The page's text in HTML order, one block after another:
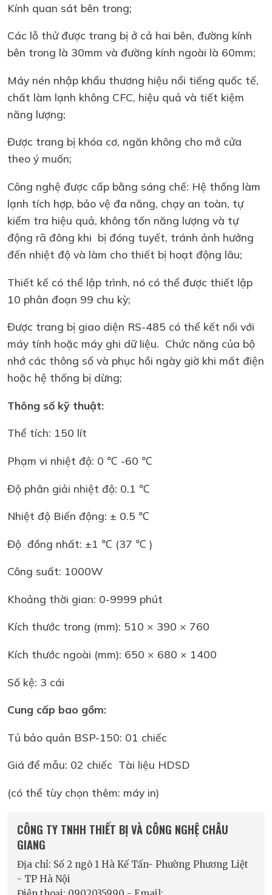
Kính quan sát bên trong;
Các lỗ thử được trang bị ở cả hai bên, đường kính
bên trong là 30mm và đường kính ngoài là 60mm;
Máy nén nhập khẩu thương hiệu nổi tiếng quốc tế,
chất làm lạnh không CFC, hiệu quả và tiết kiệm
năng lượng;
Được trang bị khóa cơ, ngăn không cho mở cửa
theo ý muốn;
Công nghệ được cấp bằng sáng chế: Hệ thống làm
lạnh tích hợp, bảo vệ đa năng, chạy an toàn, tự
kiểm tra hiệu quả, không tốn năng lượng và tự
động rã đông khi bị đóng tuyết, tránh ảnh hưởng
đến nhiệt độ và làm cho thiết bị hoạt động lâu;
Thiết kế có thể lập trình, nó có thể được thiết lập
10 phân đoạn 99 chu kỳ;
Được trang bị giao diện RS-485 có thể kết nối với
máy tính hoặc máy ghi dữ liệu. Chức năng của bộ
nhớ các thông số và phục hồi ngày giờ khi mất điện
hoặc hệ thống bị dừng;
Thông số kỹ thuật:
Thể tích: 150 lít
Phạm vi nhiệt độ: 0 ℃ -60 ℃
Độ phân giải nhiệt độ: 0.1 ℃
Nhiệt độ Biến động: ± 0.5 ℃
Độ đồng nhất: ±1 ℃ (37 ℃ )
Công suất: 1000W
Khoảng thời gian: 0-9999 phút
Kích thước trong (mm): 510 × 390 × 760
Kích thước ngoài (mm): 650 × 680 × 1400
Số kệ: 3 cái
Cung cấp bao gồm:
Tủ bảo quản BSP-150: 01 chiếc
Giá để mẫu: 02 chiếc Tài liệu HDSD
(có thể tùy chọn thêm: máy in)
CÔNG TY TNHH THIẾT BỊ VÀ CÔNG NGHỆ CHÂU
GIANG
Địa chỉ: Số 2 ngõ 1 Hà Kế Tấn- Phường Phương Liệt
- TP Hà Nội